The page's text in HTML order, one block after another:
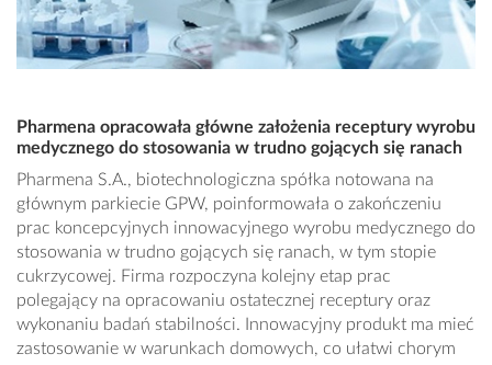
Pharmena opracowała główne założenia receptury wyrobu
medycznego do stosowania w trudno gojących się ranach
Pharmena S.A., biotechnologiczna spółka notowana na
głównym parkiecie GPW, poinformowała o zakończeniu
prac koncepcyjnych innowacyjnego wyrobu medycznego do
stosowania w trudno gojących się ranach, w tym stopie
cukrzycowej. Firma rozpoczyna kolejny etap prac
polegający na opracowaniu ostatecznej receptury oraz
wykonaniu badań stabilności. Innowacyjny produkt ma mieć
zastosowanie w warunkach domowych, co ułatwi chorym